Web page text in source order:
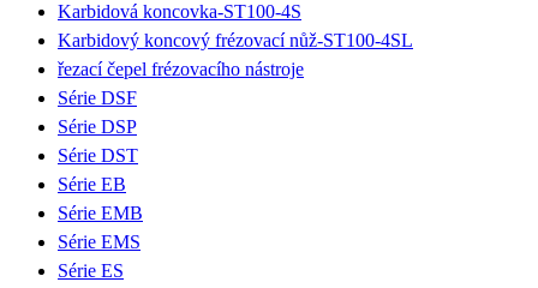
Karbidová koncovka-ST100-4S
Karbidový koncový frézovací nůž-ST100-4SL
řezací čepel frézovacího nástroje
Série DSF
Série DSP
Série DST
Série EB
Série EMB
Série EMS
Série ES